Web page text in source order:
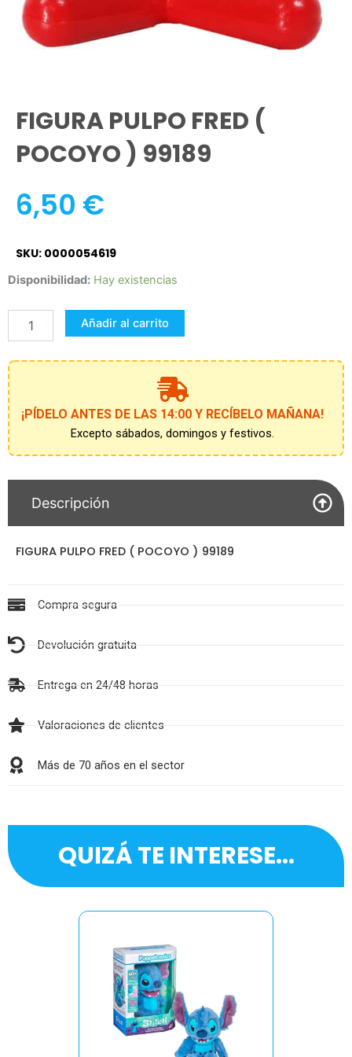
FIGURA PULPO FRED (
POCOYO ) 99189
6,50 €
SKU: 0000054619
Disponibilidad: Hay existencias
FIGURA
FRED
POCOYO
99189
cantidad
Añadir al carrito
¡PÍDELO ANTES DE LAS 14:00 Y RECÍBELO MAÑANA!
Excepto sábados, domingos y festivos.
Descripción
FIGURA PULPO FRED ( POCOYO ) 99189
Compra segura
Devolución gratuita
Entrega en 24/48 horas
Valoraciones de clientes
Más de 70 años en el sector
QUIZÁ TE INTERESE...